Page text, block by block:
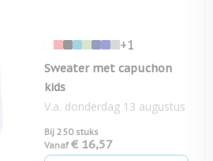
+1
Sweater met capuchon
kids
V.a. donderdag 13 augustus
Bij 250 stuks
Vanaf € 16,57